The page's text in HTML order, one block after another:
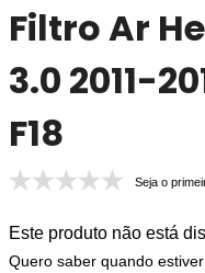
Filtro Ar
3.0 2011-
F18
Seja o
Este produto não está
Quero saber quando